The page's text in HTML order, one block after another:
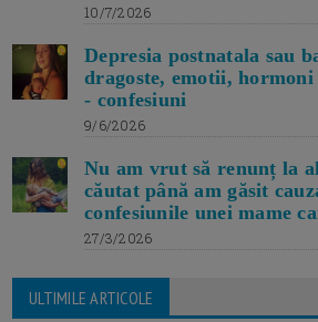
10/7/2026
Depresia postnatala sau
dragoste, emotii,
- confesiuni
9/6/2026
Nu am vrut să renunț la
căutat până am găsit
confesiunile unei mame
27/3/2026
ULTIMILE ARTICOLE